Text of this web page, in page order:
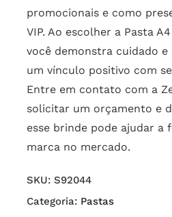
promocionais e como
VIP. Ao escolher a Pasta
você demonstra cuidado e
um vínculo positivo com
Entre em contato com a
solicitar um orçamento e
esse brinde pode ajudar a
marca no mercado.
SKU: S92044
Categoria: Pastas